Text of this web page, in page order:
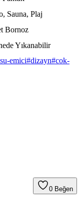
Sauna, Plaj
Bornoz
Yıkanabilir
su-emici#dizayn#cok-
0 Beğen